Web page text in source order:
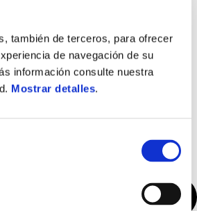
también de terceros, para ofrecer
de navegación de su
información consulte nuestra
Mostrar detalles.
varían de un vehículo a otro.
de recambios programados o
programado en el
de Vespa